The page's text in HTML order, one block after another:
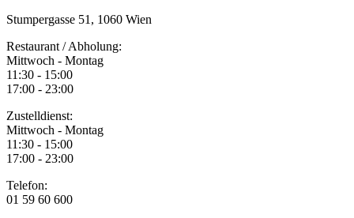
Stumpergasse 51, 1060 Wien
Restaurant / Abholung:
Mittwoch - Montag
11:30 - 15:00
17:00 - 23:00
Zustelldienst:
Mittwoch - Montag
11:30 - 15:00
17:00 - 23:00
Telefon:
01 59 60 600